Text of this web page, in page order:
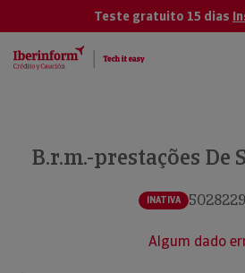
Teste gratuito 15 dias
B.r.m.-prestações De
INATIVA
Algum dado